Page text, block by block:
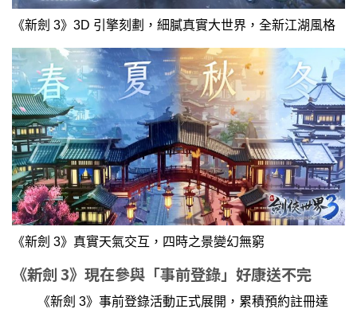
《新劍 3》3D 引擎刻劃，細膩真實大世界，全新江湖風格
《新劍 3》真實天氣交互，四時之景變幻無窮
《新劍 3》現在參與「事前登錄」好康送不完
《新劍 3》事前登錄活動正式展開，累積預約註冊達